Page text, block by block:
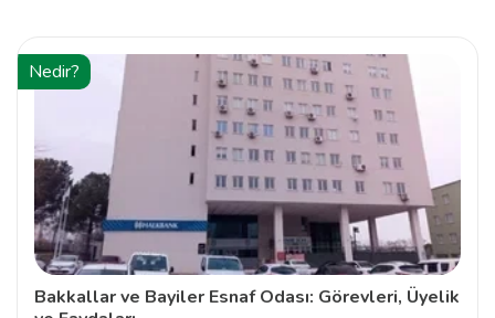
Nedir?
Bakkallar ve Bayiler Esnaf Odası: Görevleri, Üyelik